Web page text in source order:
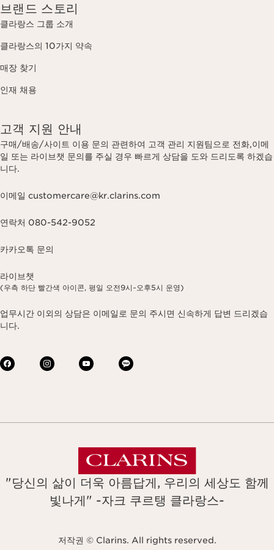
브랜드 스토리
클라랑스 그룹 소개
클라랑스의 10가지 약속
매장 찾기
인재 채용
고객 지원 안내
구매/배송/사이트 이용 문의 관련하여 고객 관리 지원팀으로 전화,이메
일 또는 라이브챗 문의를 주실 경우 빠르게 상담을 도와 드리도록 하겠습
니다.
이메일 customercare@kr.clarins.com
연락처 080-542-9052
카카오톡 문의
라이브챗
(우측 하단 빨간색 아이콘, 평일 오전9시~오후5시 운영)
업무시간 이외의 상담은 이메일로 문의 주시면 신속하게 답변 드리겠습
니다.
"당신의 삶이 더욱 아름답게, 우리의 세상도 함께
빛나게" -자크 쿠르탱 클라랑스-
저작권 © Clarins. All rights reserved.